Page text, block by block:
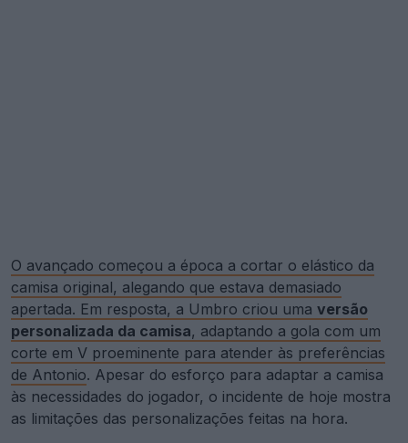
O avançado começou a época a cortar o elástico da
camisa original, alegando que estava demasiado
apertada. Em resposta, a Umbro criou uma versão
personalizada da camisa, adaptando a gola com um
corte em V proeminente para atender às preferências
de Antonio. Apesar do esforço para adaptar a camisa
às necessidades do jogador, o incidente de hoje mostra
as limitações das personalizações feitas na hora.